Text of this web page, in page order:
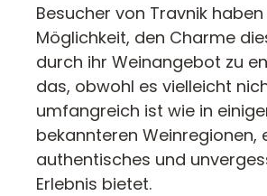
Besucher von Travnik
Möglichkeit, den Charme
durch ihr Weinangebot zu
das, obwohl es vielleicht
umfangreich ist wie in
bekannteren Weinregionen,
authentisches und
Erlebnis bietet.